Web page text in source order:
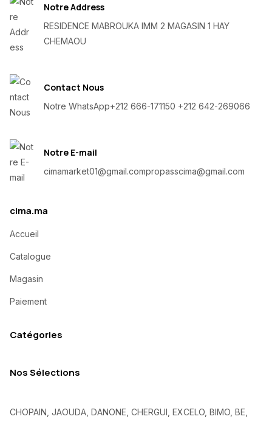
Notre Address
RESIDENCE MABROUKA IMM 2 MAGASIN 1 HAY
CHEMAOU
Contact Nous
Notre WhatsApp+212 666-171150 +212 642-269066
Notre E-mail
cimamarket01@gmail.compropasscima@gmail.com
cima.ma
Accueil
Catalogue
Magasin
Paiement
Catégories
Nos Sélections
CHOPAIN, JAOUDA, DANONE, CHERGUI, EXCELO, BIMO, BE,